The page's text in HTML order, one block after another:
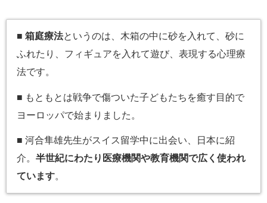
■箱庭療法というのは、木箱の中に砂を入れて、砂に
ふれたり、フィギュアを入れて遊び、表現する心理療
法です。
■ もともとは戦争で傷ついた子どもたちを癒す目的で
ヨーロッパで始まりました。
■ 河合隼雄先生がスイス留学中に出会い、日本に紹
介。半世紀にわたり医療機関や教育機関で広く使われ
ています。